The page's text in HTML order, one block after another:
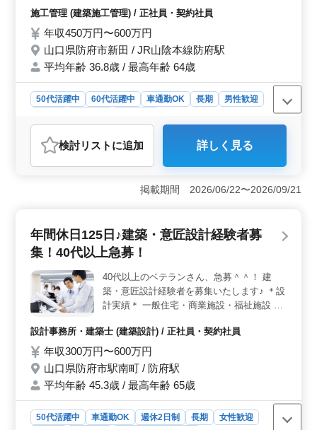
経験者や資格保有者の方の募集となります。
です。 ブランクの有る方でもお気軽にご応
募下さい。
施工管理 (建築施工管理) / 正社員・契約社員
年収450万円〜600万円
山口県防府市新田 / JR山陰本線防府駅
平均年齢 36.8歳 / 最高年齢 64歳
50代活躍中 60代活躍中 車通勤OK 長期
男性歓迎
おすすめポイント
＜魅力ポイント＞ 山口県防府市新田での木造住宅建築
施工管理は、マイカー通勤が可能でシニア層が活躍する
職場です。年収450万円〜600万円という魅力的な給与水
準で、長期的に安定した環境での勤務が期待できま
作成などの業務を行います。経験者や資格保有者が求め
られるポジションであり、50代や60代のベテランシニア
の方も歓迎されています。 ＜マイカー通勤可＞ 防
府市新田での勤務でマイカー通勤が可能な点も魅力で
す。ブランクがある方でもご応募可能であり、経験豊富
な方々が活躍する環境が整っています。
検討リスト に追加 詳しく見る
掲載期間 2026/06/22〜2026/09/21
年間休日125日♪建築・意匠設計経験者募
集！40代以上急募！
40代以上のベテランさん、急募＾＾！ 建
築・意匠設計経験者を募集いたします♪ ＊設
計実績＊ 一般住宅・商業施設・福祉施設 な
査、プランニング ・基本設計、実施設計、
積算 ・確認申請、各種書類作成、施工会社
選定、設計監理 等 ・CAD操作あり 交通費支
給◎ 車通勤可◎ 土日祝休み◎ みなさまのご
応募お待ちしております♪
設計事務所・建築士 (建築設計) / 正社員・契約社員
年収300万円〜600万円
山口県防府市駅南町 / 防府駅
平均年齢 45.3歳 / 最高年齢 65歳
50代活躍中 車通勤OK 週休2日制 長期
女性歓迎